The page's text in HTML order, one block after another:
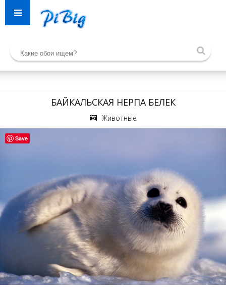
БАЙКАЛЬСКАЯ НЕРПА БЕЛЕК
Животные
Save